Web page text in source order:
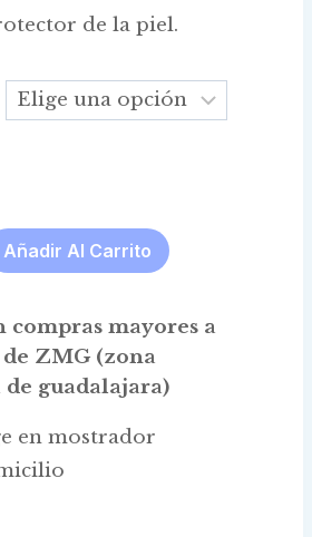
$135.00
through
$2,440.00
de la piel.
Añadir Al Carrito
compras mayores a
ZMG (zona
guadalajara)
en mostrador